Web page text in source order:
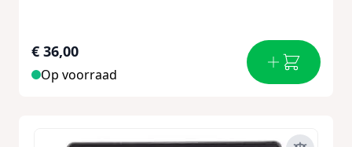
€ 36,00
Op voorraad